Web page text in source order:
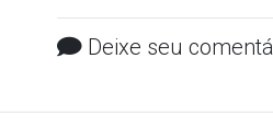
Deixe seu